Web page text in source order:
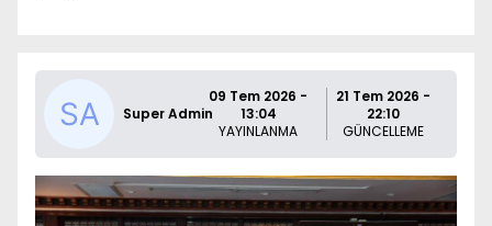
Super Admin
09 Tem 2026 -
13:04
YAYINLANMA
21 Tem 2026 -
22:10
GÜNCELLEME